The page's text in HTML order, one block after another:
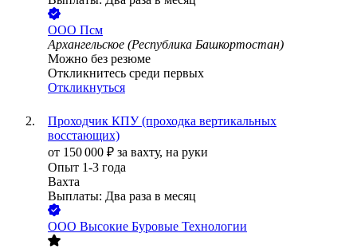
ООО Псм
Архангельское (Республика Башкортостан)
Можно без резюме
Откликнитесь среди первых
Откликнуться
Проходчик КПУ (проходка вертикальных
восстающих)
от 150 000 ₽ за вахту, на руки
Опыт 1-3 года
Вахта
Выплаты: Два раза в месяц
ООО Высокие Буровые Технологии